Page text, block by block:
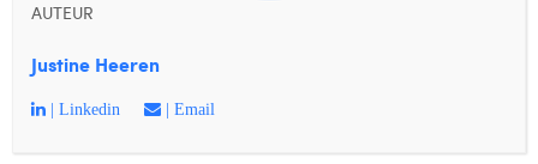
AUTEUR
Justine Heeren
| Linkedin | Email